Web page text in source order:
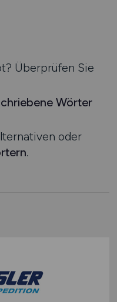
Überprüfen Sie
Wörter
oder
.